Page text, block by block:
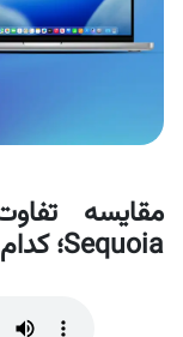
Sequoia؛ کدام بهتر است؟